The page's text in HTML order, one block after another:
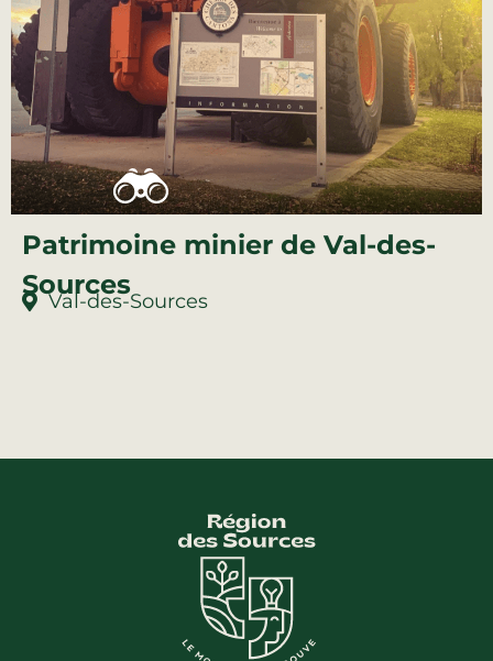
Patrimoine minier de Val-des-
Sources
Val-des-Sources